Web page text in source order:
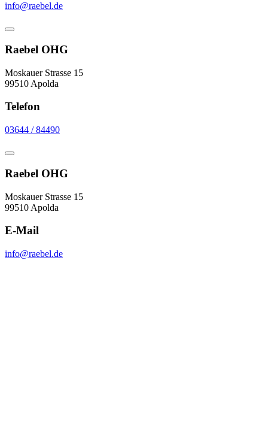
info@raebel.de
Raebel OHG
Moskauer Strasse 15
99510 Apolda
Telefon
03644 / 84490
Raebel OHG
Moskauer Strasse 15
99510 Apolda
E-Mail
info@raebel.de